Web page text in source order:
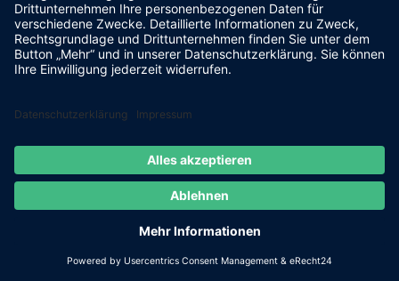
Eigentum schützt
Um dich und dein Eigentum vor den Auswirkungen
Reihe von Maßnahmen, die du ergreifen kannst.
Zunächst ist es wichtig, das Risiko für bestimmte
Arten von Elementarschäden in deiner Region zu
verstehen. Abhängig davon, ob dein Wohnort
beispielsweise anfällig für Überschwemmungen,
Erdbeben oder Stürme ist, sollten spezifische